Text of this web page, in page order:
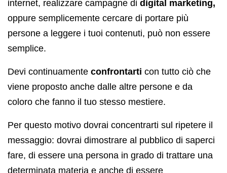
internet, realizzare campagne di digital marketing,
oppure semplicemente cercare di portare più
persone a leggere i tuoi contenuti, può non essere
semplice.
Devi continuamente confrontarti con tutto ciò che
viene proposto anche dalle altre persone e da
coloro che fanno il tuo stesso mestiere.
Per questo motivo dovrai concentrarti sul ripetere il
messaggio: dovrai dimostrare al pubblico di saperci
fare, di essere una persona in grado di trattare una
determinata materia e anche di essere